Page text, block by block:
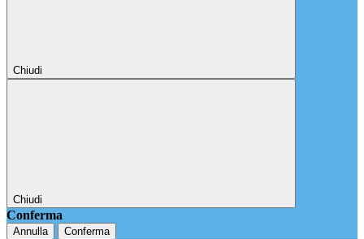
Chiudi
Chiudi
Conferma
Annulla Conferma